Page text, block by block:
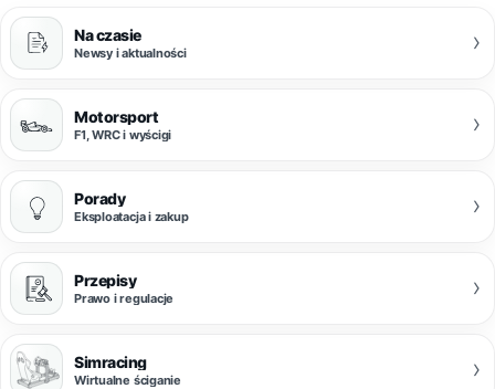
Na czasie
Newsy i aktualności ›
Motorsport
F1, WRC i wyścigi ›
Porady
Eksploatacja i zakup ›
Przepisy
Prawo i regulacje ›
Simracing
Wirtualne ściganie ›